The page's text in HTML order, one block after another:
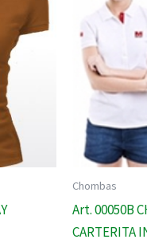
Chombas
Art. 00050B
CARTERITA